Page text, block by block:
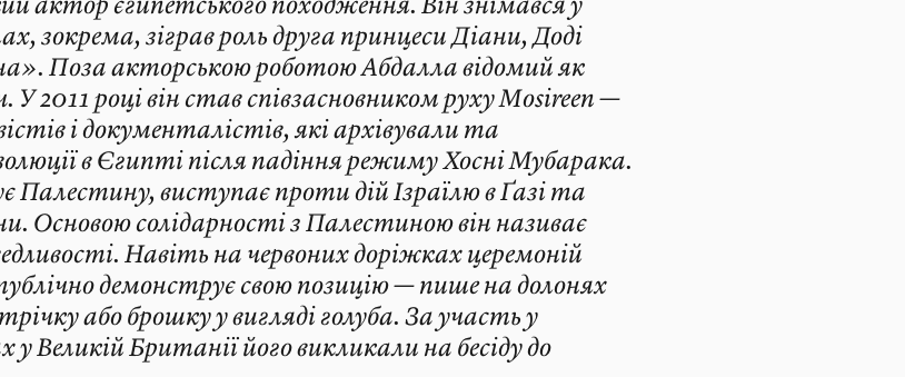
зокрема, зіграв роль друга принцеси Діани, Доді
Поза акторською роботою Абдалла відомий як
У 2011 році він став співзасновником руху Mosireen —
і документалістів, які архівували та
в Єгипті після падіння режиму Хосні Мубарака.
Палестину, виступає проти дій Ізраїлю в Ґазі та
Основою солідарності з Палестиною він називає
Навіть на червоних доріжках церемоній
демонструє свою позицію — пише на долонях
або брошку у вигляді голуба. За участь у
Великій Британії його викликали на бесіду до